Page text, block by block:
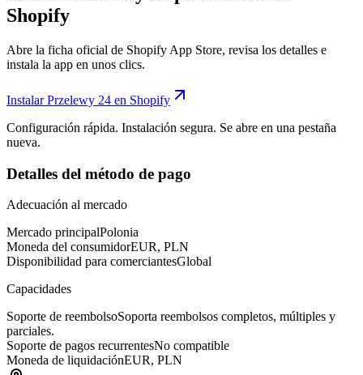
Shopify
Abre la ficha oficial de Shopify App Store, revisa los detalles e
instala la app en unos clics.
Instalar Przelewy 24 en Shopify
Configuración rápida. Instalación segura. Se abre en una pestaña
nueva.
Detalles del método de pago
Adecuación al mercado
Mercado principalPolonia
Moneda del consumidorEUR, PLN
Disponibilidad para comerciantesGlobal
Capacidades
Soporte de reembolsoSoporta reembolsos completos, múltiples y
parciales.
Soporte de pagos recurrentesNo compatible
Moneda de liquidaciónEUR, PLN